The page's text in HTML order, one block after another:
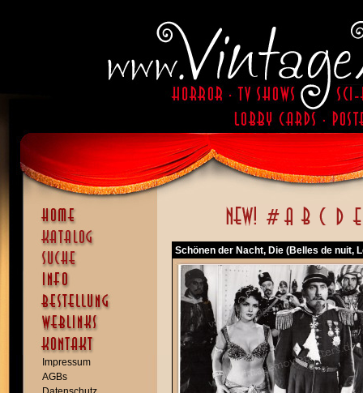
Impressum
AGBs
Schönen der Nacht, Die (Belles de nuit,